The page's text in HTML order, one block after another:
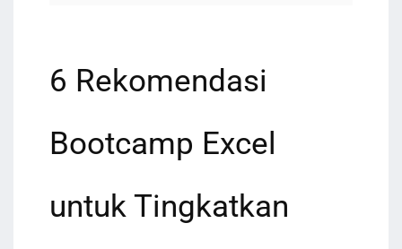
6 Rekomendasi
Bootcamp Excel
untuk Tingkatkan